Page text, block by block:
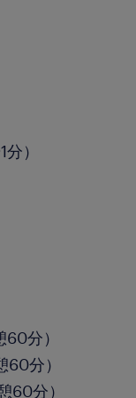
）
分）
分）
60分）